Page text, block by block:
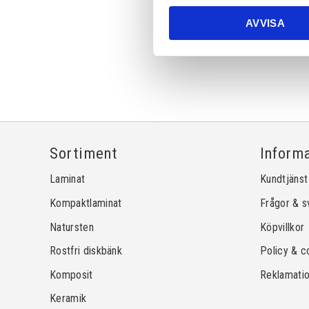
AVVISA
Sortiment
Laminat
Kompaktlaminat
Natursten
Rostfri diskbänk
Komposit
Keramik
Kundtjänst
Frågor &
Köpvillkor
Policy &